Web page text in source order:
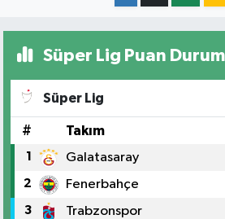
Süper Lig Puan
Süper Lig
# Takım
1 Galatasaray
2 Fenerbahçe
3 Trabzonspor